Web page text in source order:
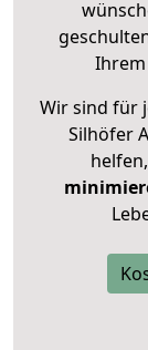
Ihrem
Wir sind für
Silhöfer
helfen,